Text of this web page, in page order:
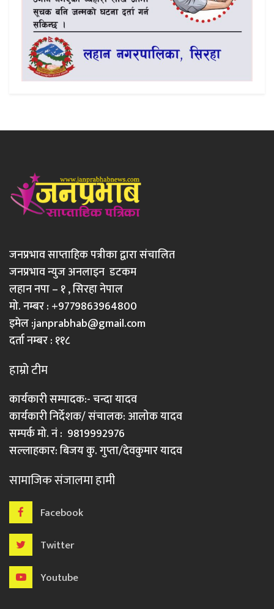
जनप्रभाव साप्ताहिक पत्रीका द्वारा संचालित
जनप्रभाव न्युज अनलाइन डटकम
लहान नपा – १ , सिरहा नेपाल
मो. नम्बर : +9779863964800
इमेल :janprabhab@gmail.com
दर्ता नम्बर : ११८
हाम्रो टीम
कार्यकारी सम्पादक:- चन्दा यादव
कार्यकारी निर्देशक/ संचालक: आलोक यादव
सम्पर्क मो. नं : 9819992976
सल्लाहकार: बिजय कु. गुप्ता/देवकुमार यादव
सामाजिक संजालमा हामी
Facebook
Twitter
Youtube